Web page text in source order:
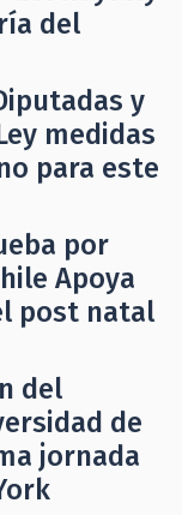
del
y
medidas
para este
por
Apoya
post natal
del
de
jornada